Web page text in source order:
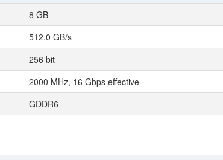
8 GB
512.0 GB/s
256 bit
2000 MHz, 16 Gbps effective
GDDR6